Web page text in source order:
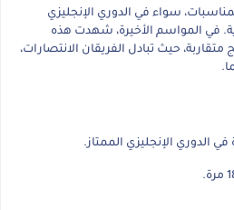
سواء في الدوري الإنجليزي
في المواسم الأخيرة، شهدت هذه
حيث تبادل الفريقان الانتصارات،